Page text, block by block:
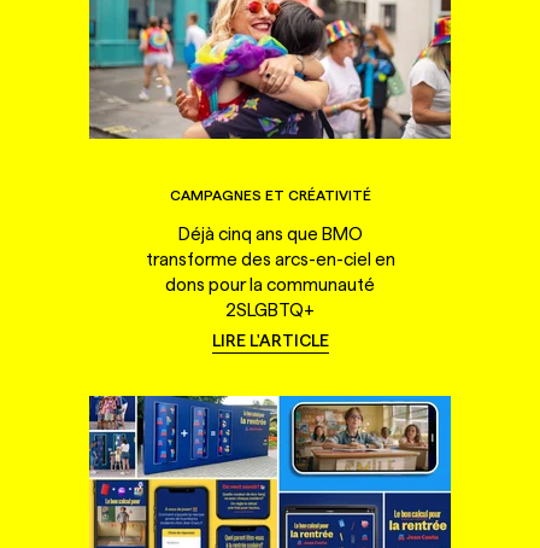
CAMPAGNES ET CRÉATIVITÉ
Déjà cinq ans que BMO
transforme des arcs-en-ciel en
dons pour la communauté
2SLGBTQ+
LIRE L'ARTICLE